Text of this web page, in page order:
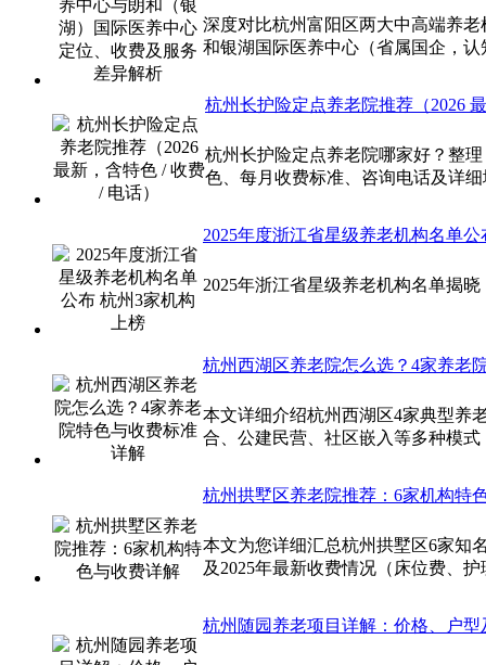
深度对比杭州富阳区两大中高端养
和银湖国际医养中心（省属国企，
杭州长护险定点养老院推荐（2026
杭州长护险定点养老院哪家好？整
色、每月收费标准、咨询电话及详
2025年度浙江省星级养老机构名单
2025年浙江省星级养老机构名单揭
杭州西湖区养老院怎么选？4家养老
本文详细介绍杭州西湖区4家典型养
合、公建民营、社区嵌入等多种模
杭州拱墅区养老院推荐：6家机构特
本文为您详细汇总杭州拱墅区6家知
及2025年最新收费情况（床位费、
杭州随园养老项目详解：价格、户